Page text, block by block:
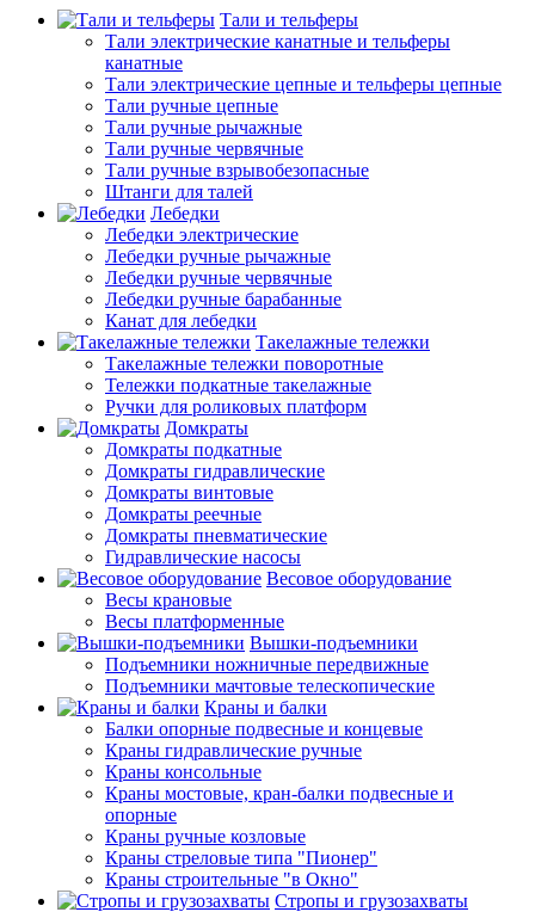
Тали и тельферы
Тали электрические канатные и тельферы
канатные
Тали электрические цепные и тельферы цепные
Тали ручные цепные
Тали ручные рычажные
Тали ручные червячные
Тали ручные взрывобезопасные
Штанги для талей
Лебедки
Лебедки электрические
Лебедки ручные рычажные
Лебедки ручные червячные
Лебедки ручные барабанные
Канат для лебедки
Такелажные тележки
Такелажные тележки поворотные
Тележки подкатные такелажные
Ручки для роликовых платформ
Домкраты
Домкраты подкатные
Домкраты гидравлические
Домкраты винтовые
Домкраты реечные
Домкраты пневматические
Гидравлические насосы
Весовое оборудование
Весы крановые
Весы платформенные
Вышки-подъемники
Подъемники ножничные передвижные
Подъемники мачтовые телескопические
Краны и балки
Балки опорные подвесные и концевые
Краны гидравлические ручные
Краны консольные
Краны мостовые, кран-балки подвесные и
опорные
Краны ручные козловые
Краны стреловые типа "Пионер"
Краны строительные "в Окно"
Стропы и грузозахваты